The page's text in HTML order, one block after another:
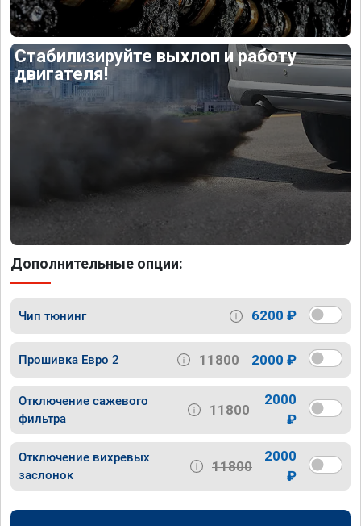
Стабилизируйте выхлоп и работу
двигателя!
Дополнительные опции:
Чип тюнинг 6200 ₽
Прошивка Евро 2 11800 2000 ₽
Отключение сажевого
фильтра
11800
2000
₽
Отключение вихревых
заслонок
11800
2000
₽